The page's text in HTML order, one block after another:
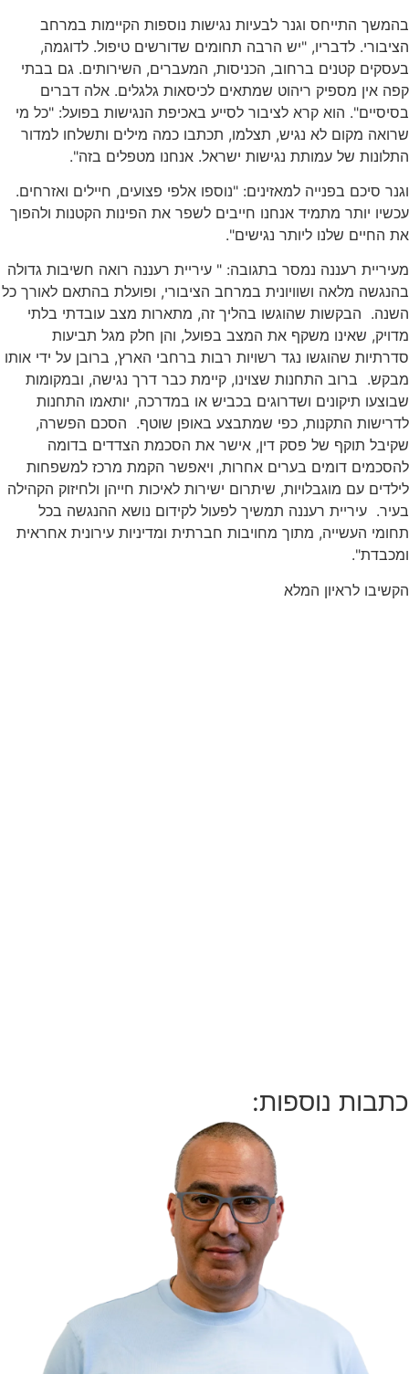
בהמשך התייחס וגנר לבעיות נגישות נוספות הקיימות במרחב
הציבורי. לדבריו, "יש הרבה תחומים שדורשים טיפול. לדוגמה,
בעסקים קטנים ברחוב, הכניסות, המעברים, השירותים. גם בבתי
קפה אין מספיק ריהוט שמתאים לכיסאות גלגלים. אלה דברים
בסיסיים". הוא קרא לציבור לסייע באכיפת הנגישות בפועל: "כל מי
שרואה מקום לא נגיש, תצלמו, תכתבו כמה מילים ותשלחו למדור
התלונות של עמותת נגישות ישראל. אנחנו מטפלים בזה".
וגנר סיכם בפנייה למאזינים: "נוספו אלפי פצועים, חיילים ואזרחים.
עכשיו יותר מתמיד אנחנו חייבים לשפר את הפינות הקטנות ולהפוך
את החיים שלנו ליותר נגישים".
מעיריית רעננה נמסר בתגובה: " עיריית רעננה רואה חשיבות גדולה
בהנגשה מלאה ושוויונית במרחב הציבורי, ופועלת בהתאם לאורך כל
השנה. הבקשות שהוגשו בהליך זה, מתארות מצב עובדתי בלתי
מדויק, שאינו משקף את המצב בפועל, והן חלק מגל תביעות
סדרתיות שהוגשו נגד רשויות רבות ברחבי הארץ, ברובן על ידי אותו
מבקש. ברוב התחנות שצוינו, קיימת כבר דרך נגישה, ובמקומות
שבוצעו תיקונים ושדרוגים בכביש או במדרכה, יותאמו התחנות
לדרישות התקנות, כפי שמתבצע באופן שוטף. הסכם הפשרה,
שקיבל תוקף של פסק דין, אישר את הסכמת הצדדים בדומה
להסכמים דומים בערים אחרות, ויאפשר הקמת מרכז למשפחות
לילדים עם מוגבלויות, שיתרום ישירות לאיכות חייהן ולחיזוק הקהילה
בעיר. עיריית רעננה תמשיך לפעול לקידום נושא ההנגשה בכל
תחומי העשייה, מתוך מחויבות חברתית ומדיניות עירונית אחראית
ומכבדת".
הקשיבו לראיון המלא
כתבות נוספות: